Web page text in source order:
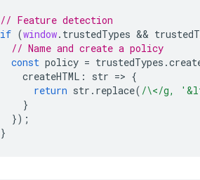
// Feature detection
if (window. trustedTypes &&
// Name and create a policy
const policy = trustedTypes .
createHTML : str => {
return str . replace( /\</g,
}
});
}